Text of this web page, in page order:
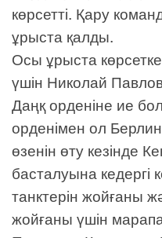
көрсетті. Қару
ұрыста қалды.
Осы ұрыста көрсеткен
үшін Николай
Даңқ орденіне ие
орденімен ол
өзенін өту кезінде
басталуына кедергі
танктерін жойғаны
жойғаны үшін